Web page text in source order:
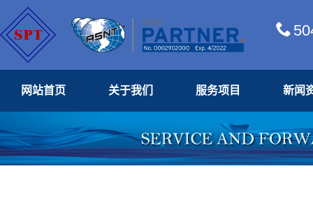
网站首页 关于我们 服务项目 新闻